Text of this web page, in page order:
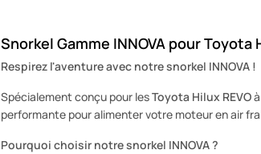
Snorkel Gamme INNOVA pour
Respirez l'aventure avec notre snorkel INNOVA !
Spécialement conçu pour lesToyota Hilux REVO
performante pour alimenter votre moteur en air
Pourquoi choisir notre snorkel INNOVA ?